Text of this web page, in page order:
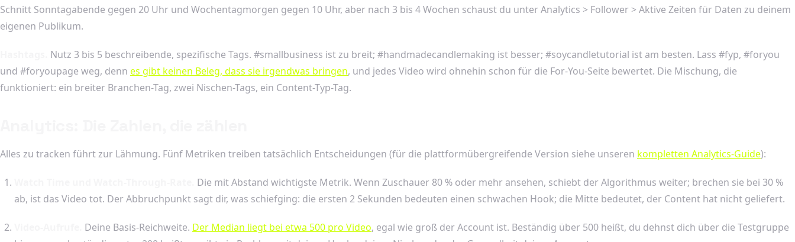
Schnitt Sonntagabende gegen 20 Uhr und Wochentagmorgen gegen 10 Uhr, aber nach 3 bis 4 Wochen schaust du unter Analytics > Follower > Aktive Zeiten für Daten zu deinem
eigenen Publikum.
Nutz 3 bis 5 beschreibende, spezifische Tags. #smallbusiness ist zu breit; #handmadecandlemaking ist besser; #soycandletutorial ist am besten. Lass #fyp, #foryou
und #foryoupage weg, denn es gibt keinen Beleg, dass sie irgendwas bringen, und jedes Video wird ohnehin schon für die For-You-Seite bewertet. Die Mischung, die
funktioniert: ein breiter Branchen-Tag, zwei Nischen-Tags, ein Content-Typ-Tag.
Alles zu tracken führt zur Lähmung. Fünf Metriken treiben tatsächlich Entscheidungen (für die plattformübergreifende Version siehe unseren kompletten Analytics-Guide):
Die mit Abstand wichtigste Metrik. Wenn Zuschauer 80 % oder mehr ansehen, schiebt der Algorithmus weiter; brechen sie bei 30 %
ab, ist das Video tot. Der Abbruchpunkt sagt dir, was schiefging: die ersten 2 Sekunden bedeuten einen schwachen Hook; die Mitte bedeutet, der Content hat nicht geliefert.
Deine Basis-Reichweite. Der Median liegt bei etwa 500 pro Video, egal wie groß der Account ist. Beständig über 500 heißt, du dehnst dich über die Testgruppe